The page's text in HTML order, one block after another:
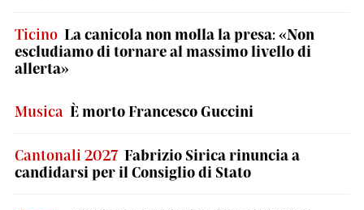
Ticino La canicola non molla la presa: «Non
escludiamo di tornare al massimo livello di
allerta»
Musica È morto Francesco Guccini
Cantonali 2027 Fabrizio Sirica rinuncia a
candidarsi per il Consiglio di Stato